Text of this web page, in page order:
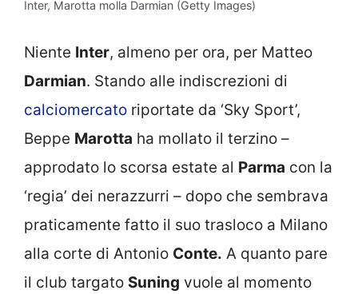
Inter, Marotta molla Darmian (Getty Images)
Niente Inter, almeno per ora, per Matteo
Darmian. Stando alle indiscrezioni di
calciomercato riportate da ‘Sky Sport’,
Beppe Marotta ha mollato il terzino –
approdato lo scorsa estate al Parma con la
‘regia’ dei nerazzurri – dopo che sembrava
praticamente fatto il suo trasloco a Milano
alla corte di Antonio Conte. A quanto pare
il club targato Suning vuole al momento